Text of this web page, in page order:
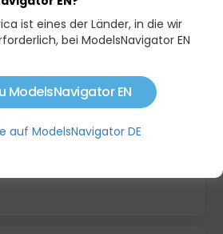
ist eines der Länder, in die wir
bei ModelsNavigator EN
ModelsNavigator EN
auf ModelsNavigator DE